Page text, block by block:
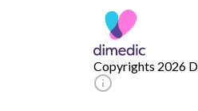
Copyrights 2026